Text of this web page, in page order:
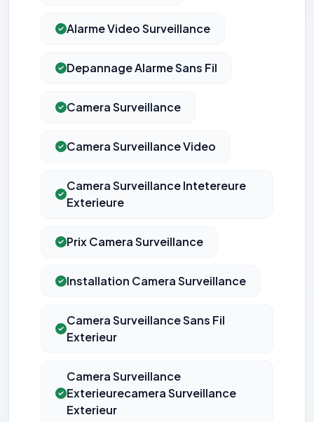
Alarme Video Surveillance
Depannage Alarme Sans Fil
Camera Surveillance
Camera Surveillance Video
Camera Surveillance Intetereure
Exterieure
Prix Camera Surveillance
Installation Camera Surveillance
Camera Surveillance Sans Fil
Exterieur
Camera Surveillance
Exterieurecamera Surveillance
Exterieur